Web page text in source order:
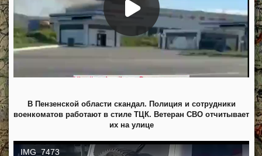
В Пензенской области скандал. Полиция и сотрудники
военкоматов работают в стиле ТЦК. Ветеран СВО отчитывает
их на улице